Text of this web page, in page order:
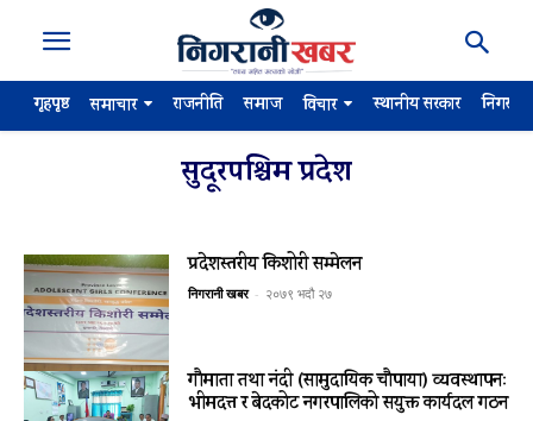
गृहपृष्ठ समाचार राजनीति समाज विचार स्थानीय सरकार
सुदूरपश्चिम प्रदेश
प्रदेशस्तरीय किशोरी सम्मेलन
निगरानी खबर - २०७९ भदौ २७
गौमाता तथा नंदी (सामुदायिक चौपाया) व्यवस्थापनः
भीमदत्त र बेदकोट नगरपालिको सयुक्त कार्यदल गठन